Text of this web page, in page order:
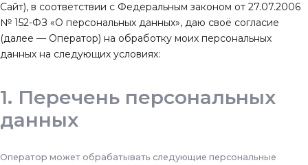
Сайт), в соответствии с Федеральным законом от 27.07.2006
№ 152-ФЗ «О персональных данных», даю своё согласие
(далее — Оператор) на обработку моих персональных
данных на следующих условиях:
Перечень персональных
данных
Оператор может обрабатывать следующие персональные